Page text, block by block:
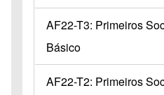
AF22-T3: Primeiros
Básico
AF22-T2: Primeiros